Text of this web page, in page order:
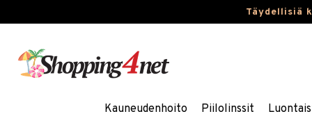
Täydellisiä
Kauneudenhoito Piilolinssit